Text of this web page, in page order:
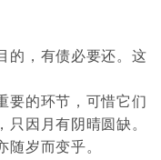
的，有债必要还。这
要的环节，可惜它们
因月有阴晴圆缺。
岁而变乎。